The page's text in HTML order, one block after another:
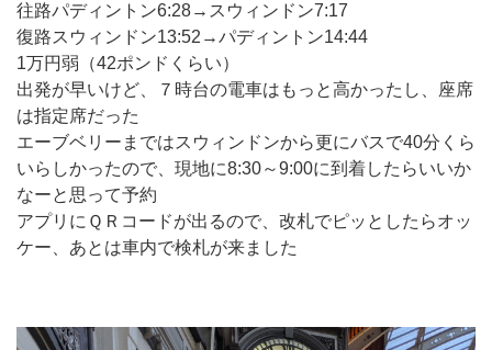
往路パディントン6:28→スウィンドン7:17
復路スウィンドン13:52→パディントン14:44
1万円弱（42ポンドくらい）
出発が早いけど、７時台の電車はもっと高かったし、座席
は指定席だった
エーブベリーまではスウィンドンから更にバスで40分くら
いらしかったので、現地に8:30～9:00に到着したらいいか
なーと思って予約
アプリにＱＲコードが出るので、改札でピッとしたらオッ
ケー、あとは車内で検札が来ました